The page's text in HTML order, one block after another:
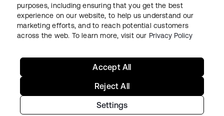
Información legalPolítica de privacidadTérminos del sitio
Seguridad Mapa del sitioPreferencias de cookies
Copyright © 2026 Okta. Todos los derechos reservados.
purposes, including ensuring that you get the best
experience on our website, to help us understand our
marketing efforts, and to reach potential customers
across the web. To learn more, visit our Privacy Policy
Settings
Reject All
Accept All